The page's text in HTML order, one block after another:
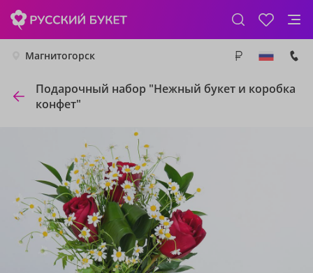
Магнитогорск
Подарочный набор "Нежный букет и коробка
конфет"